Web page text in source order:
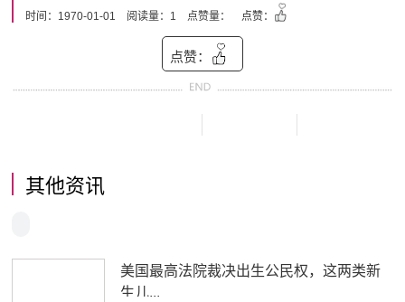
时间：1970-01-01 阅读量：1 点赞量： 点赞：
点赞：
其他资讯
美国最高法院裁决出生公民权，这两类新
生儿...